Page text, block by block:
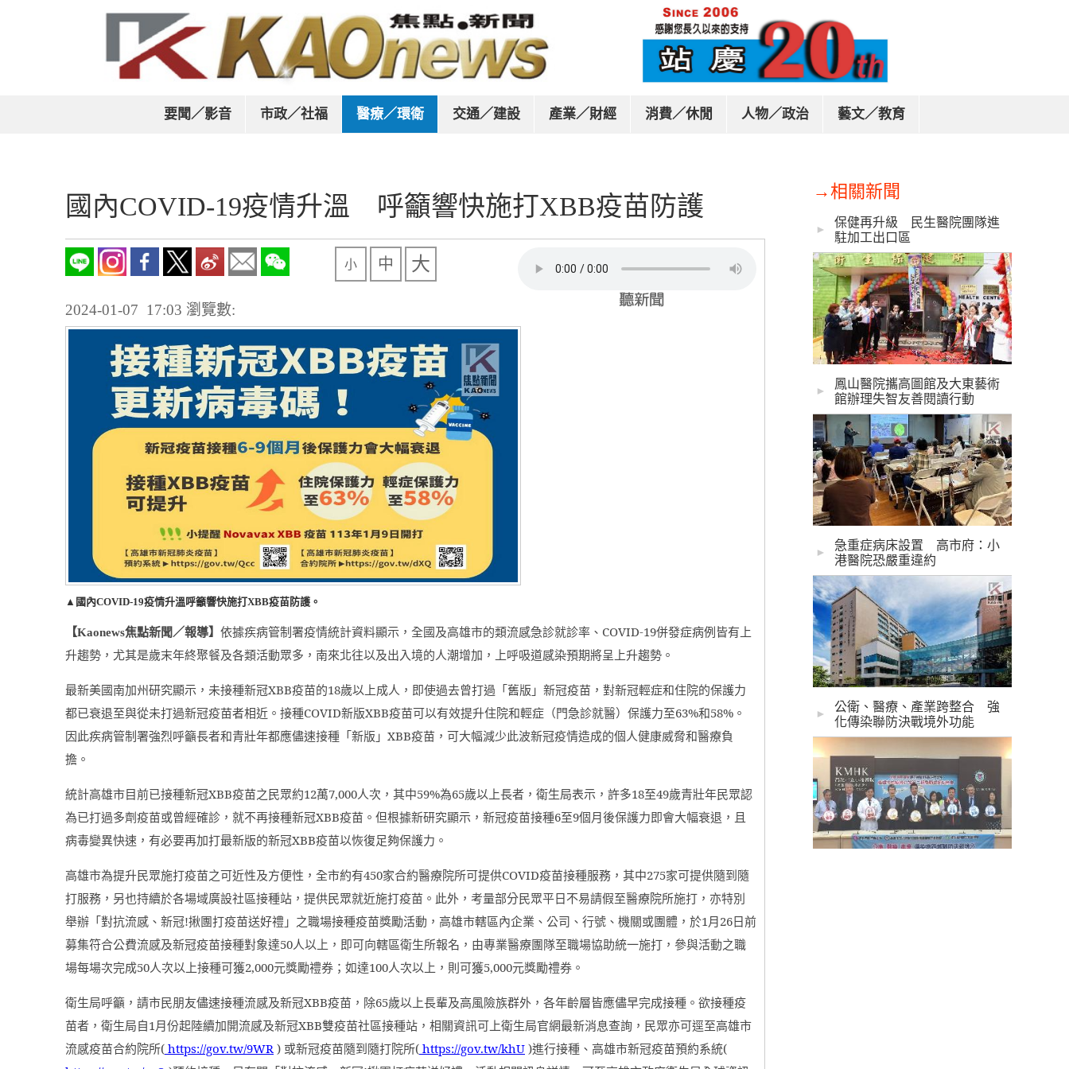
要聞／影音 市政／社福 醫療／環衛 交通／建設 產業／財經 消費／休閒 人物／政治 藝文／教育
國內COVID-19疫情升溫 呼籲響快施打XBB疫苗防護
小 中 大
2024-01-07 17:03 瀏覽數:
▲國內COVID-19疫情升溫呼籲響快施打XBB疫苗防護。
【Kaonews焦點新聞／報導】 依據疾病管制署疫情統計資料顯示，全國及高雄市的類流感急診就診率、 COVID-19併發症病例皆有上
升趨勢，尤其是歲末年終聚餐及各類活動眾多，南來北往以及出入境的人潮增加，上呼吸道感染預期將呈上升趨勢。
最新美國南加州研究顯示，未接種新冠XBB疫苗的18歲以上成人，即使過去曾打過「舊版」新冠疫苗，對新冠輕症和住院的保護力
都已衰退至與從未打過新冠疫苗者相近。接種COVID新版XBB疫苗可以有效提升住院和輕症（門急診就醫）保護力至63%和58% 。
因此疾病管制署強烈呼籲長者和青壯年都應儘速接種「新版」 XBB疫苗，可大幅減少此波新冠疫情造成的個人健康威脅和醫療負
擔。
統計高雄市目前已接種新冠XBB疫苗之民眾約12萬7,000人次，其中59%為65歲以上長者，衛生局表示，許多18至49歲青壯年民眾認
為已打過多劑疫苗或曾經確診，就不再接種新冠XBB疫苗。但根據新研究顯示，新冠疫苗接種6至9個月後保護力即會大幅衰退，且
病毒變異快速，有必要再加打最新版的新冠XBB疫苗以恢復足夠保護力。
高雄市為提升民眾施打疫苗之可近性及方便性，全市約有450家合約醫療院所可提供COVID疫苗接種服務，其中275家可提供隨到隨
打服務，另也持續於各場域廣設社區接種站，提供民眾就近施打疫苗。此外，考量部分民眾平日不易請假至醫療院所施打，亦特別
舉辦「對抗流感、新冠!揪團打疫苗送好禮」之職場接種疫苗獎勵活動，高雄市轄區內企業、公司、行號、機關或團體，於1 月26日前
募集符合公費流感及新冠疫苗接種對象達50人以上，即可向轄區衛生所報名，由專業醫療團隊至職場協助統一施打，參與活動之職
場每場次完成50人次以上接種可獲2,000元獎勵禮券；如達100人次以上，則可獲5,000元獎勵禮券。
衛生局呼籲，請市民朋友儘速接種流感及新冠XBB疫苗，除65歲以上長輩及高風險族群外，各年齡層皆應儘早完成接種。欲接種疫
苗者，衛生局自1 月份起陸續加開流感及新冠XBB雙疫苗社區接種站，相關資訊可上衛生局官網最新消息查詢，民眾亦可逕至高雄市
流感疫苗合約院所( https://gov.tw/9WR ) 或新冠疫苗隨到隨打院所( https://gov.tw/khU )進行接種、高雄市新冠疫苗預約系統(
→相關新聞
►
保健再升級 民生醫院團隊進
駐加工出口區
►
鳳山醫院攜高圖館及大東藝術
館辦理失智友善閱讀行動
►
急重症病床設置 高市府：小
港醫院恐嚴重違約
►
公衛、醫療、產業跨整合 強
化傳染聯防決戰境外功能